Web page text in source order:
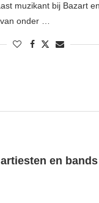
muzikant bij Bazart
onder …
en